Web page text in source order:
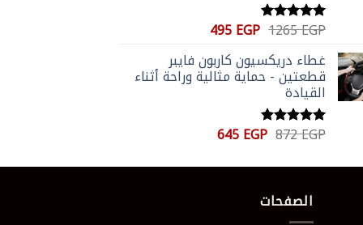
تم التقييم
1265EGP السعر
هو:
1265 EGP.
495 EGP السعر
هو:
495 EGP.
غطاء دريكسيون كاربون فايبر
قطعتين - حماية مثالية وراحة أثناء
القيادة
تم التقييم
872EGP السعر
هو:
645 EGP السعر
هو:
الصفحات